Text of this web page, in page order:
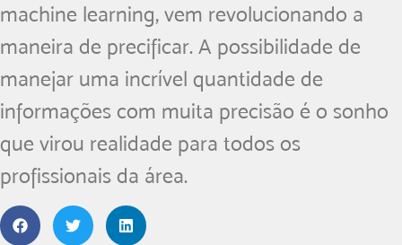
machine learning, vem revolucionando a
maneira de precificar. A possibilidade de
manejar uma incrível quantidade de
informações com muita precisão é o sonho
que virou realidade para todos os
profissionais da área.